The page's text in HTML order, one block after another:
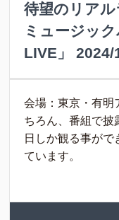
待望のリアル
ミュージッ
LIVE」 2024/
会場：東京・有明
ちろん、番組で披
日しか観る事がで
ています。